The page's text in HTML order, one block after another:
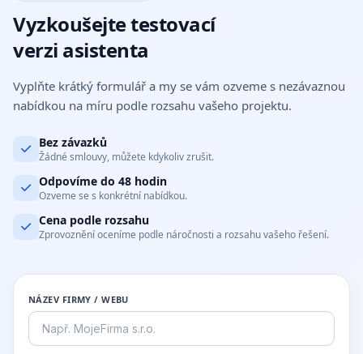
Vyzkoušejte testovací
verzi asistenta
Vyplňte krátký formulář a my se vám ozveme s nezávaznou
nabídkou na míru podle rozsahu vašeho projektu.
Bez závazků
Žádné smlouvy, můžete kdykoliv zrušit.
Odpovíme do 48 hodin
Ozveme se s konkrétní nabídkou.
Cena podle rozsahu
Zprovoznění oceníme podle náročnosti a rozsahu vašeho řešení.
NÁZEV FIRMY / WEBU